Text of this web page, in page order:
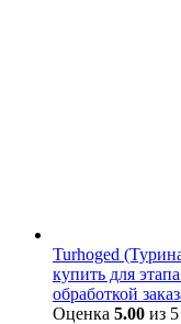
Turhoged
купить для
обработкой
Оценка 5.00 из 5